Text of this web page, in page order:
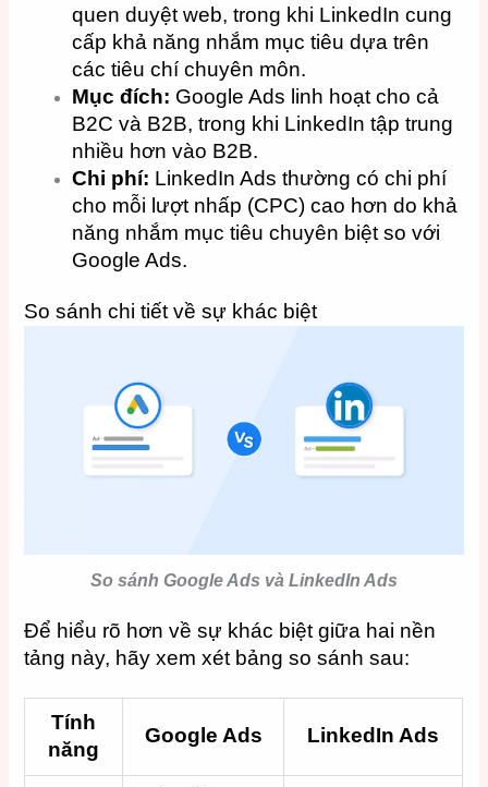
quen duyệt web, trong khi LinkedIn cung
cấp khả năng nhắm mục tiêu dựa trên
các tiêu chí chuyên môn.
Mục đích: Google Ads linh hoạt cho cả
B2C và B2B, trong khi LinkedIn tập trung
nhiều hơn vào B2B.
Chi phí: LinkedIn Ads thường có chi phí
cho mỗi lượt nhấp (CPC) cao hơn do khả
năng nhắm mục tiêu chuyên biệt so với
Google Ads.
So sánh chi tiết về sự khác biệt
So sánh Google Ads và LinkedIn Ads
Để hiểu rõ hơn về sự khác biệt giữa hai nền
tảng này, hãy xem xét bảng so sánh sau:
Tính
năng
Google Ads LinkedIn Ads